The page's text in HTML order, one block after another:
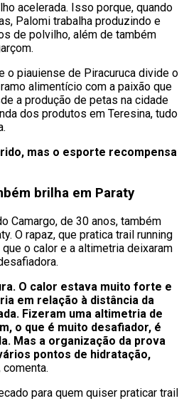
acelerada. Isso porque, quando
Palomi trabalha produzindo e
de polvilho, além de também
o piauiense de Piracuruca divide o
alimentício com a paixão que
a produção de petas na cidade
dos produtos em Teresina, tudo
mas o esporte recompensa
brilha em Paraty
Camargo, de 30 anos, também
O rapaz, que pratica trail running
o calor e a altimetria deixaram
O calor estava muito forte e
em relação à distância da
Fizeram uma altimetria de
o que é muito desafiador, é
Mas a organização da prova
pontos de hidratação,
comenta.
para quem quiser praticar trail